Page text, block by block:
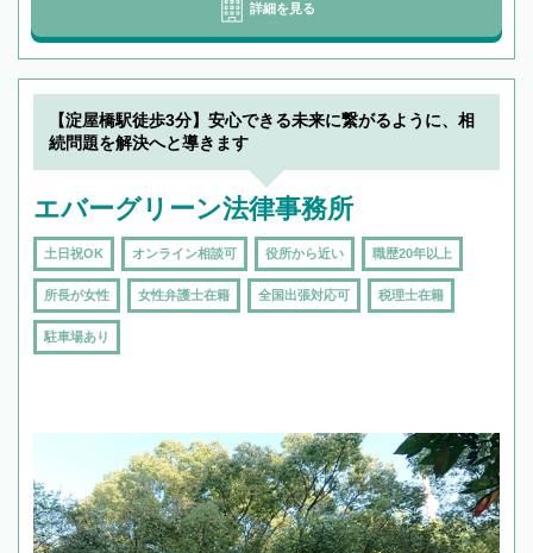
詳細を見る
【淀屋橋駅徒歩3分】安心できる未来に繋がるように、相
続問題を解決へと導きます
エバーグリーン法律事務所
土日祝OK オンライン相談可 役所から近い 職歴20年以上
所長が女性 女性弁護士在籍 全国出張対応可 税理士在籍
駐車場あり